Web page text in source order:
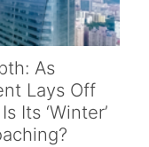
As
Lays Off
Its ‘Winter’